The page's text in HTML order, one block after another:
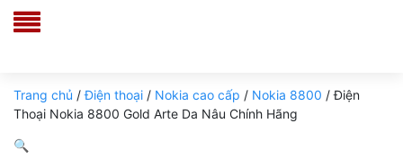
Trang chủ /Điện thoại / Nokia cao cấp / Nokia 8800 / Điện
Thoại Nokia 8800 Gold Arte Da Nâu Chính Hãng
🔍